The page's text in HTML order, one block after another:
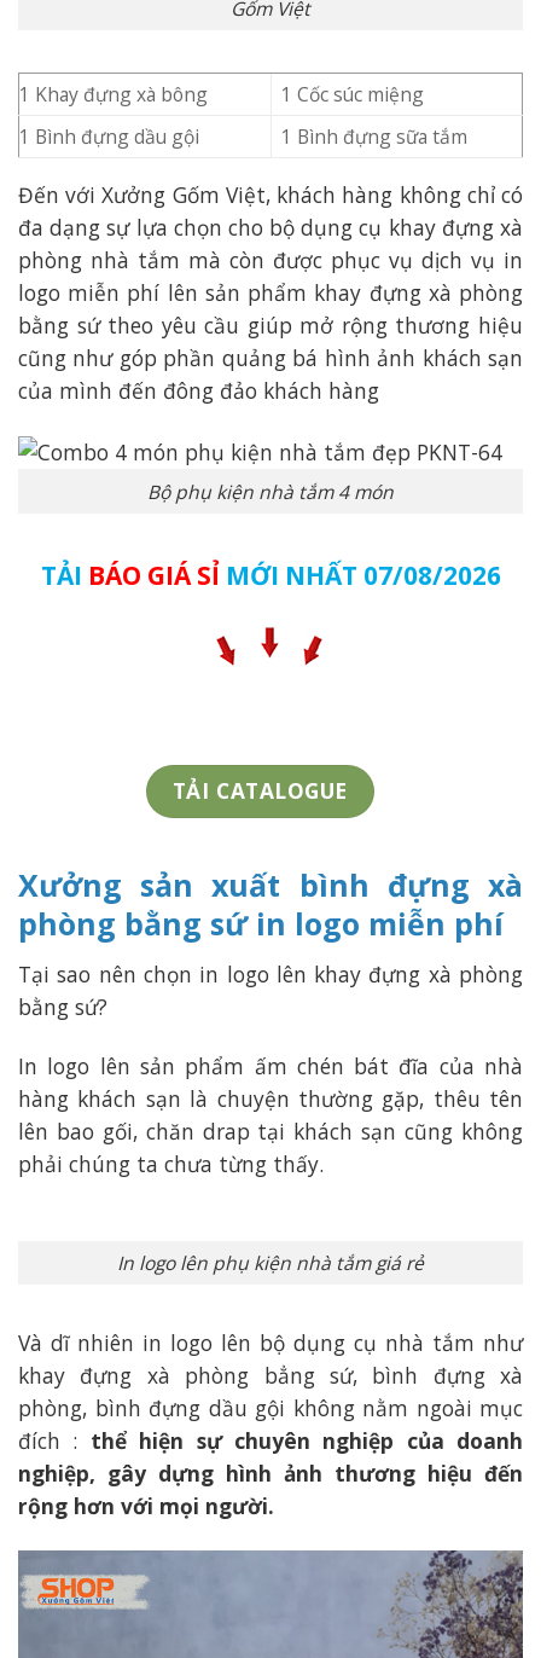
Gốm Việt
1 Khay đựng xà bông
1 Cốc súc miệng
1 Bình đựng dầu gội
1 Bình đựng sữa tắm
Đến với Xưởng Gốm Việt, khách hàng không chỉ có
đa dạng sự lựa chọn cho bộ dụng cụ khay đựng xà
phòng nhà tắm mà còn được phục vụ dịch vụ in
logo miễn phí lên sản phẩm khay đựng xà phòng
bằng sứ theo yêu cầu giúp mở rộng thương hiệu
cũng như góp phần quảng bá hình ảnh khách sạn
của mình đến đông đảo khách hàng
Bộ phụ kiện nhà tắm 4 món
TẢI BÁO GIÁ SỈ MỚI NHẤT 07/08/2026
TẢI CATALOGUE
Xưởng sản xuất bình đựng xà
phòng bằng sứ in logo miễn phí
Tại sao nên chọn in logo lên khay đựng xà phòng
bằng sứ?
In logo lên sản phẩm ấm chén bát đĩa của nhà
hàng khách sạn là chuyện thường gặp, thêu tên
lên bao gối, chăn drap tại khách sạn cũng không
phải chúng ta chưa từng thấy.
In logo lên phụ kiện nhà tắm giá rẻ
Và dĩ nhiên in logo lên bộ dụng cụ nhà tắm như
khay đựng xà phòng bẳng sứ, bình đựng xà
phòng, bình đựng dầu gội không nằm ngoài mục
đích : thể hiện sự chuyên nghiệp của doanh
nghiệp, gây dựng hình ảnh thương hiệu đến
rộng hơn với mọi người.